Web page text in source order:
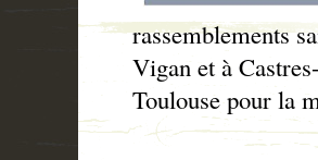
rassemblements
Vigan et à
Toulouse pour la